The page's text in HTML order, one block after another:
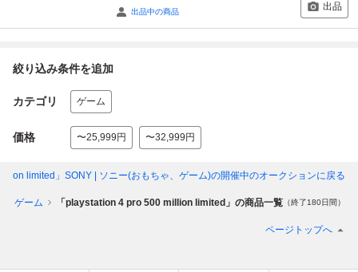
出品中の商品 出品
絞り込み条件を追加
カテゴリ ゲーム
価格 〜25,999円 〜32,999円
limited」SONY | ソニー(おもちゃ、ゲーム)の開催中のオークションに戻る
、ゲーム 「playstation 4 pro 500 million limited」の商品一覧 （終了180日間）
ページトップへ